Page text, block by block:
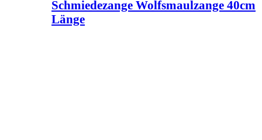
Schmiedezange Wolfsmaulzange 40cm
Länge